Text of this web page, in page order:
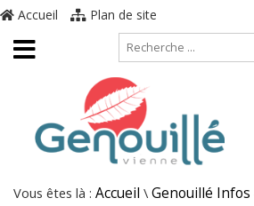
Accueil Plan de site
Vous êtes là : Accueil \ Genouillé Infos